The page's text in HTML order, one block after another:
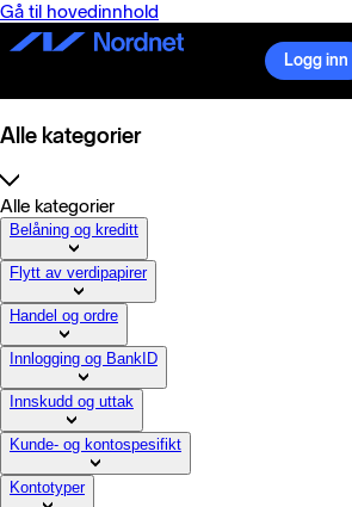
Gå til hovedinnhold
Logg inn
Alle kategorier
Alle kategorier
Belåning og kreditt
Flytt av verdipapirer
Handel og ordre
Innlogging og BankID
Innskudd og uttak
Kunde- og kontospesifikt
Kontotyper